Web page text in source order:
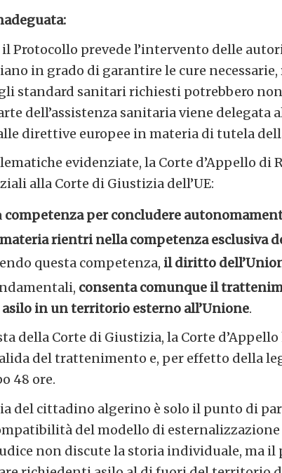
il Protocollo prevede l’intervento delle
in grado di garantire le cure
standard sanitari richiesti potrebbero non
dell’assistenza sanitaria viene delegata
direttive europee in materia di tutela
evidenziate, la Corte d’Appello di
alla Corte di Giustizia dell’UE:
competenza per concludere
rientri nella competenza esclusiva
questa competenza, il diritto
consenta comunque il
in un territorio esterno all’Unione.
della Corte di Giustizia, la Corte d’Appello
del trattenimento e, per effetto della
48 ore.
del cittadino algerino è solo il punto di
del modello di esternalizzazione
non discute la storia individuale, ma il